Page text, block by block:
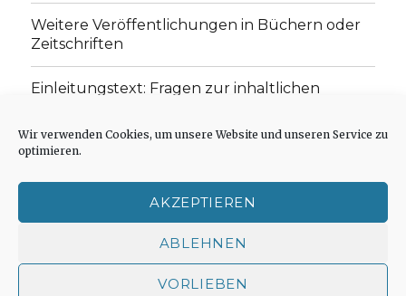
Wir verwenden Cookies, um unsere Website und unseren Service zu
optimieren.
AKZEPTIEREN
ABLEHNEN
VORLIEBEN
Weitere Veröffentlichungen in Büchern oder
Zeitschriften
Einleitungstext: Fragen zur inhaltlichen
„schwachen Glaubens“
Cookie-Richtlinie (EU)
Impressum